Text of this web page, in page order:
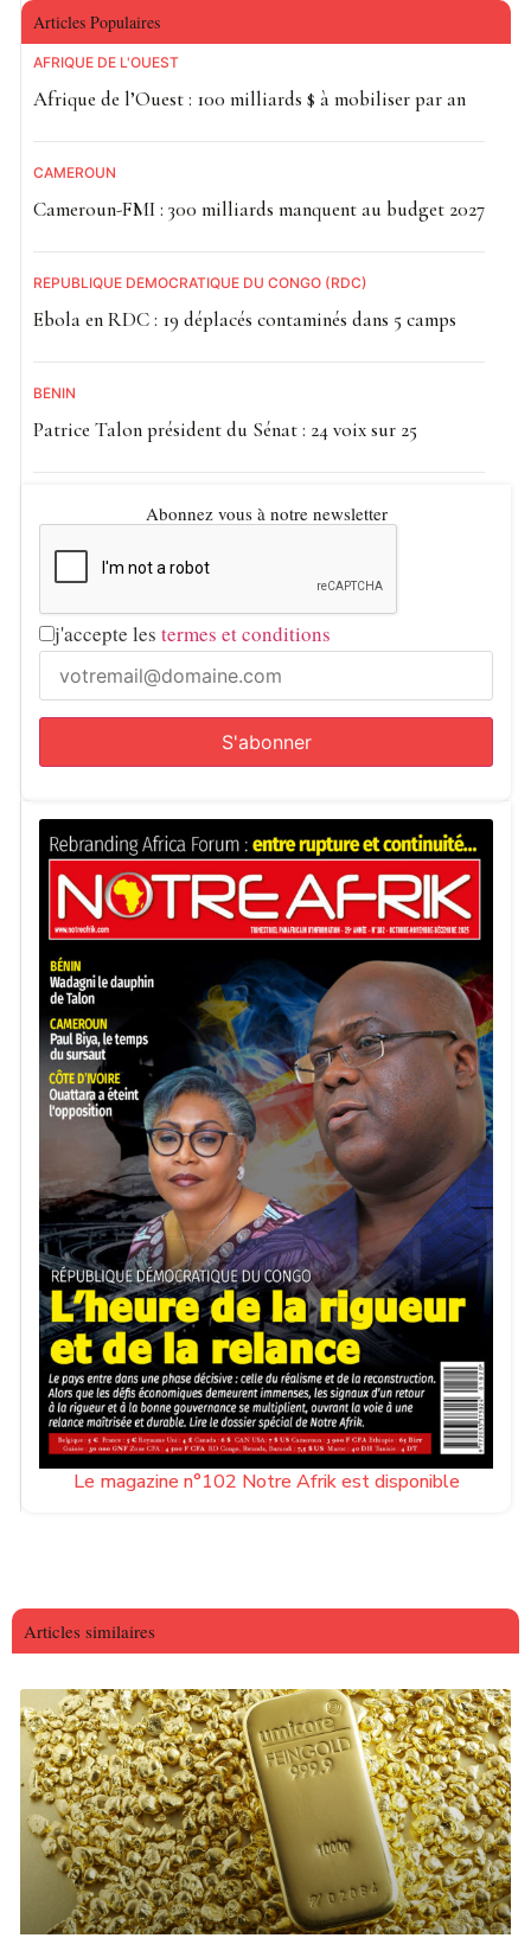
Articles Populaires
AFRIQUE DE L'OUEST
Afrique de l’Ouest : 100 milliards $ à mobiliser par an
CAMEROUN
Cameroun-FMI : 300 milliards manquent au budget 2027
RÉPUBLIQUE DÉMOCRATIQUE DU CONGO (RDC)
Ebola en RDC : 19 déplacés contaminés dans 5 camps
BÉNIN
Patrice Talon président du Sénat : 24 voix sur 25
Abonnez vous à notre newsletter
j'accepte les termes et conditions
Le magazine n°102 Notre Afrik est disponible
Articles similaires